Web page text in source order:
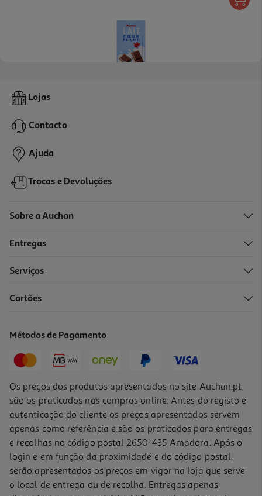
Chocolate Auchan Leite Com Recheio Creme Leite 100g
1,39 €
Lojas
Contacto
Ajuda
Trocas e Devoluções
Sobre a Auchan
Entregas
Serviços
Cartões
Métodos de Pagamento
Os preços dos produtos apresentados no site Auchan.pt
são os praticados nas compras online. Antes do registo e
autenticação do cliente os preços apresentados servem
apenas como referência e são os praticados para entregas
e recolhas no código postal 2650-435 Amadora. Após o
login e em função da proximidade e do código postal,
serão apresentados os preços em vigor na loja que serve
o local de entrega ou de recolha. Entregas apenas